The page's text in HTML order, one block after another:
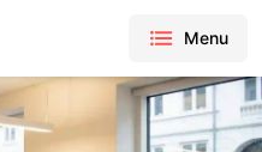
Menu